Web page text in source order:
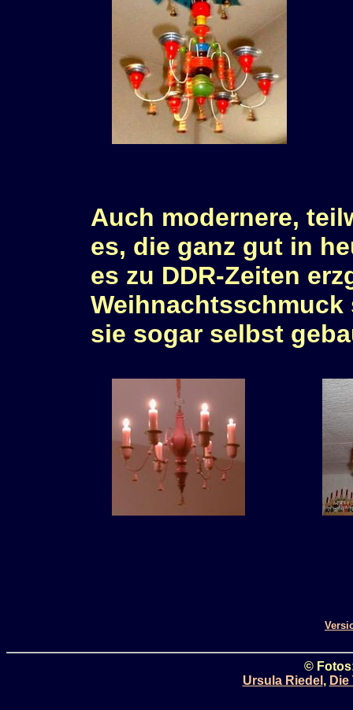
Auch modernere,
es, die ganz gut in
es zu DDR-Zeiten
sie sogar selbst
©
Ursula Riedel ,